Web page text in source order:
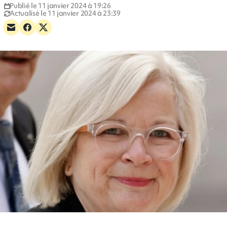
Publié le 11 janvier 2024 à 19:26
Actualisé le 11 janvier 2024 à 23:39